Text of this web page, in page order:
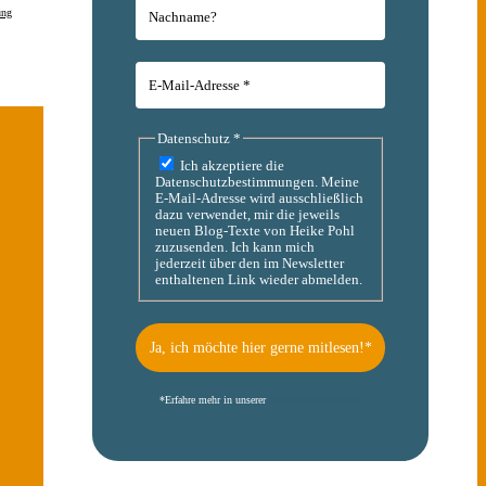
Datenschutz *
Ich akzeptiere die
Datenschutzbestimmungen. Meine
E-Mail-Adresse wird ausschließlich
dazu verwendet, mir die jeweils
neuen Blog-Texte von Heike Pohl
zuzusenden. Ich kann mich
jederzeit über den im Newsletter
enthaltenen Link wieder abmelden.
*Erfahre mehr in unserer